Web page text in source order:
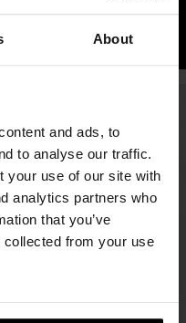
About
and ads, to
to analyse our traffic.
your use of our site with
analytics partners who
that you’ve
collected from your use